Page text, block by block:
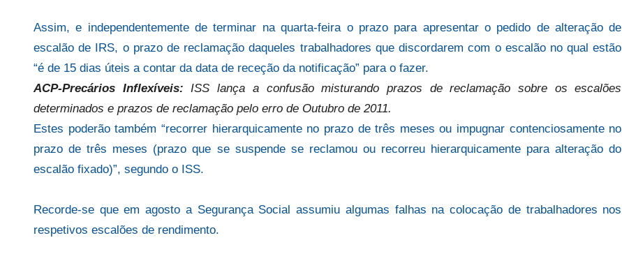
Assim, e independentemente de terminar na quarta-feira o prazo para apresentar o pedido de alteração de
escalão de IRS, o prazo de reclamação daqueles trabalhadores que discordarem com o escalão no qual estão
“é de 15 dias úteis a contar da data de receção da notificação” para o fazer.
ACP-Precários Inflexíveis:ISS lança a confusão misturando prazos de reclamação sobre os escalões
determinados e prazos de reclamação pelo erro de Outubro de 2011.
Estes poderão também “recorrer hierarquicamente no prazo de três meses ou impugnar contenciosamente no
prazo de três meses (prazo que se suspende se reclamou ou recorreu hierarquicamente para alteração do
escalão fixado)”, segundo o ISS.
Recorde-se que em agosto a Segurança Social assumiu algumas falhas na colocação de trabalhadores nos
respetivos escalões de rendimento.